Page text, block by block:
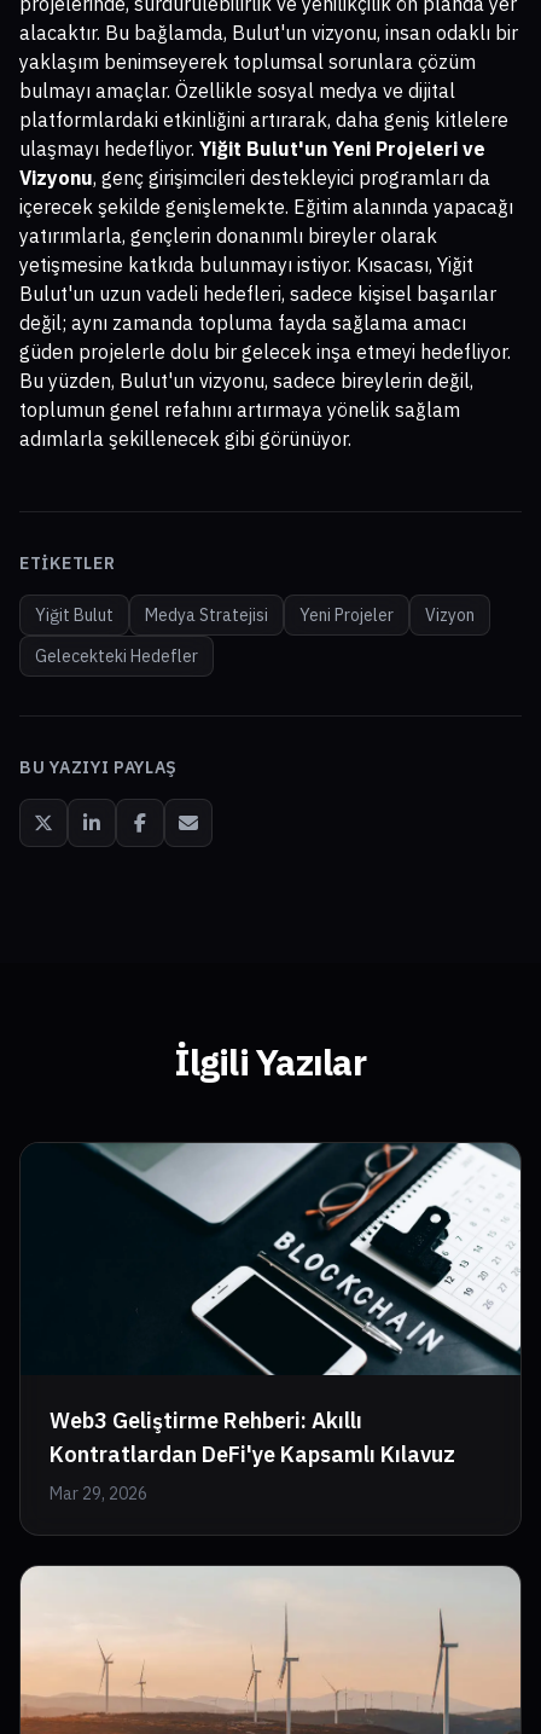
alacaktır. Bu bağlamda, Bulut'un vizyonu, insan odaklı bir
yaklaşım benimseyerek toplumsal sorunlara çözüm
bulmayı amaçlar. Özellikle sosyal medya ve dijital
platformlardaki etkinliğini artırarak, daha geniş kitlelere
ulaşmayı hedefliyor. Yiğit Bulut'un Yeni Projeleri ve
Vizyonu, genç girişimcileri destekleyici programları da
içerecek şekilde genişlemekte. Eğitim alanında yapacağı
yatırımlarla, gençlerin donanımlı bireyler olarak
yetişmesine katkıda bulunmayı istiyor. Kısacası, Yiğit
Bulut'un uzun vadeli hedefleri, sadece kişisel başarılar
değil; aynı zamanda topluma fayda sağlama amacı
güden projelerle dolu bir gelecek inşa etmeyi hedefliyor.
Bu yüzden, Bulut'un vizyonu, sadece bireylerin değil,
toplumun genel refahını artırmaya yönelik sağlam
adımlarla şekillenecek gibi görünüyor.
ETIKETLER
Yiğit Bulut Medya Stratejisi Yeni Projeler
Vizyon
Gelecekteki Hedefler
BU YAZIYI PAYLAŞ
İlgili Yazılar
Web3 Geliştirme Rehberi: Akıllı
Kontratlardan DeFi'ye Kapsamlı Kılavuz
Mar 29, 2026